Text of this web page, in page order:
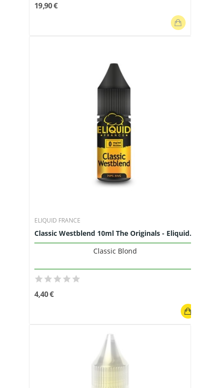
19,90 €
ELIQUID FRANCE
Classic Westblend 10ml The Originals - Eliquid...
Classic Blond
4,40 €